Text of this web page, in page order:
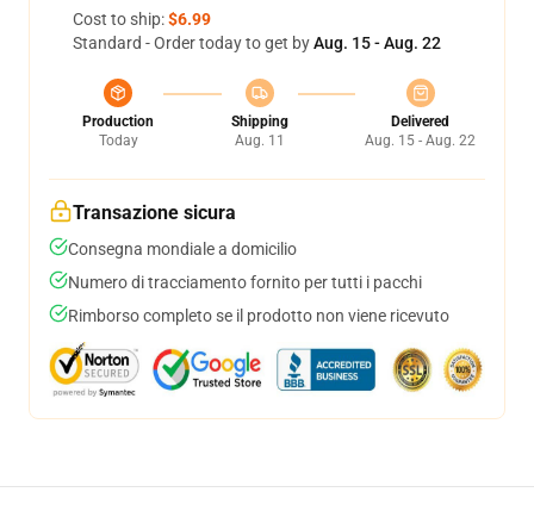
Cost to ship:$6.99
Standard - Order today to get byAug. 15 - Aug. 22
Production
Today
Shipping
Aug. 11
Delivered
Aug. 15 - Aug. 22
Transazione sicura
Consegna mondiale a domicilio
Numero di tracciamento fornito per tutti i pacchi
Rimborso completo se il prodotto non viene ricevuto